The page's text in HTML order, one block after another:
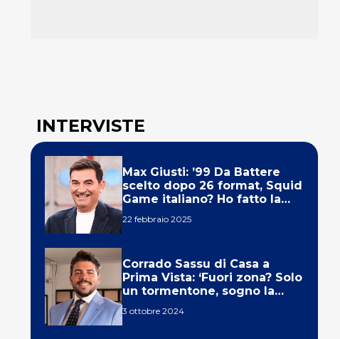
INTERVISTE
Max Giusti: ’99 Da Battere
scelto dopo 26 format, Squid
Game italiano? Ho fatto la
22 febbraio 2025
Corrado Sassu di Casa a
Prima Vista: ‘Fuori zona? Solo
un tormentone, sogno la
3 ottobre 2024